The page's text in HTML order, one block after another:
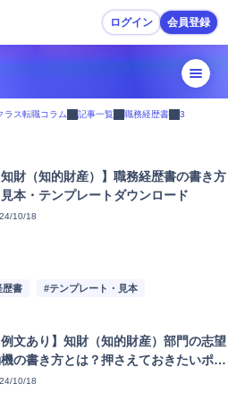
ログイン 会員登録
成
募
ラス転職コラム 記事一覧 職務経歴書 3
知財（知的財産）】職務経歴書の書き方
見本・テンプレートダウンロード
10/18
歴書 #テンプレート・見本
例文あり】知財（知的財産）部門の志望
の書き方とは？押さえておきたいポイ
と求人動向も紹介
10/18